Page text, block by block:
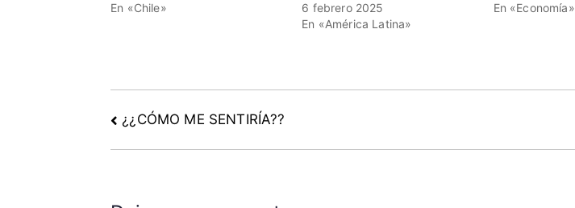
i
En «Chile»
6 febrero 2025
En «América Latina»
En «Economía»
¿¿CÓMO ME SENTIRÍA??